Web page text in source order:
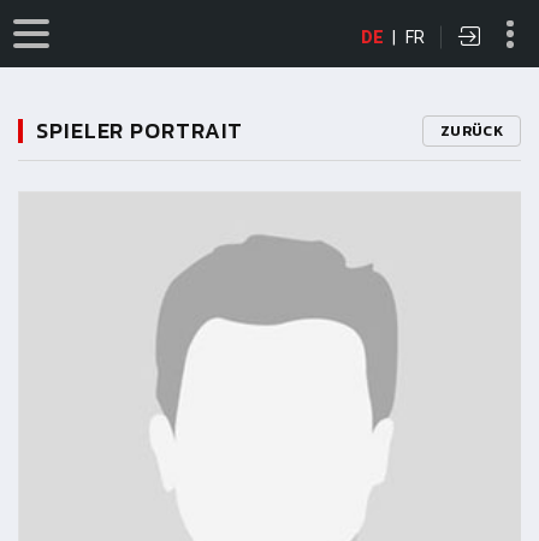
DE | FR
SPIELER PORTRAIT ZURÜCK